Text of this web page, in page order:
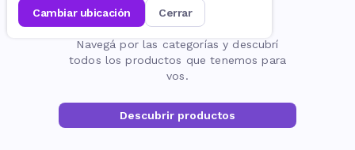
cambiar ubicación cerrar
La página no existe
Navegá por las categorías y descubrí
todos los productos que tenemos para
vos.
Descubrir productos